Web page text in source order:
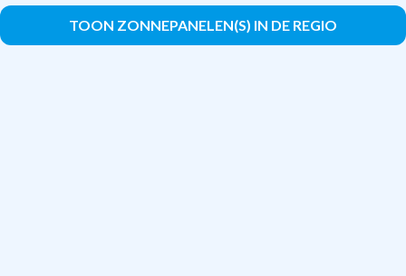
TOON ZONNEPANELEN(S) IN DE REGIO